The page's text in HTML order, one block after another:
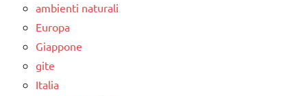
ambienti naturali
Europa
Giappone
gite
Italia